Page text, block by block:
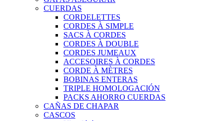
CUERDAS
CORDELETTES
CORDES À SIMPLE
SACS À CORDES
CORDES À DOUBLE
CORDES JUMEAUX
ACCESOIRES À CORDES
CORDE À MÈTRES
BOBINAS ENTERAS
TRIPLE HOMOLOGACIÓN
PACKS AHORRO CUERDAS
CAÑAS DE CHAPAR
CASCOS